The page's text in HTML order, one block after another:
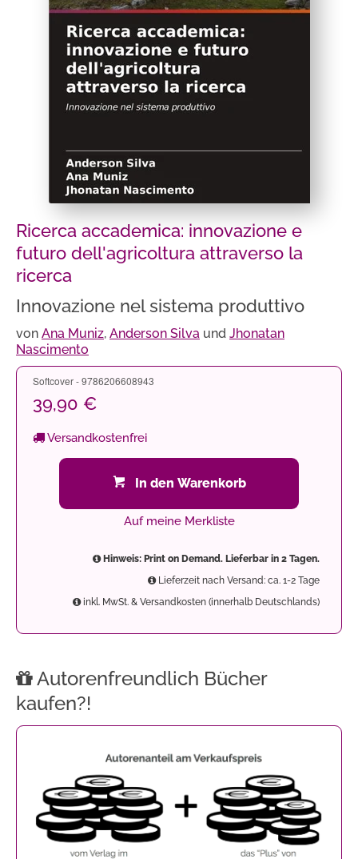
Ricerca accademica: innovazione e
futuro dell'agricoltura attraverso la
ricerca
Innovazione nel sistema produttivo
von Ana Muniz, Anderson Silva und Jhonatan
Nascimento
Softcover - 9786206608943
39,90 €
Versandkostenfrei
In den Warenkorb
Auf meine Merkliste
Hinweis: Print on Demand. Lieferbar in 2 Tagen.
Lieferzeit nach Versand: ca. 1-2 Tage
inkl. MwSt. & Versandkosten (innerhalb Deutschlands)
Autorenfreundlich Bücher
kaufen?!